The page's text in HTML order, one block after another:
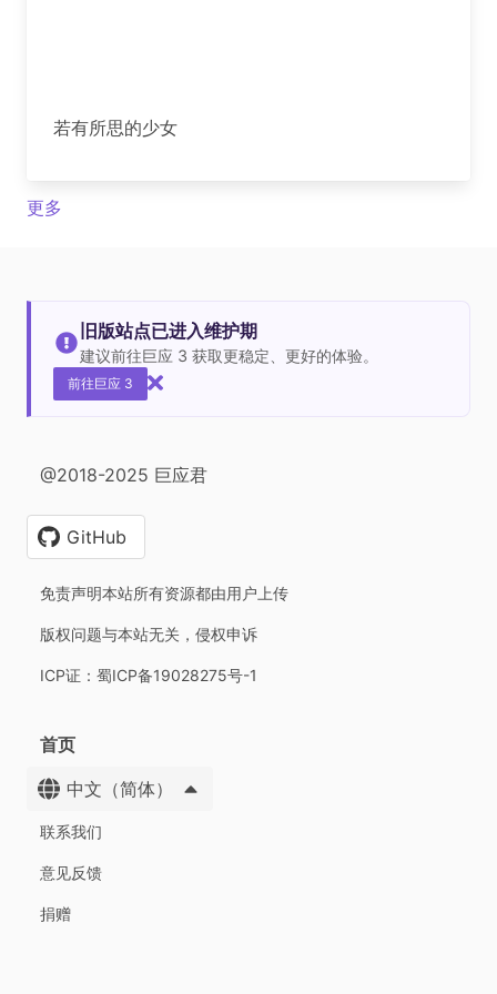
若有所思的少女
更多
旧版站点已进入维护期
建议前往巨应 3 获取更稳定、更好的体验。
前往巨应 3
@2018-2025 巨应君
GitHub
免责声明本站所有资源都由用户上传
版权问题与本站无关，侵权申诉
ICP证：蜀ICP备19028275号-1
首页
中文（简体）
联系我们
意见反馈
捐赠